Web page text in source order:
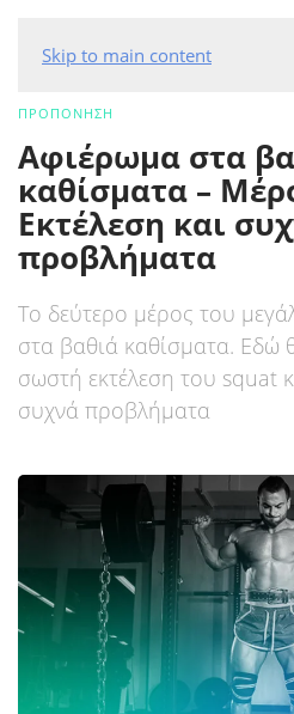
Skip to main content
ΠΡΟΠΟΝΗΣΗ
Αφιέρωμα στα
καθίσματα –
Εκτέλεση και
προβλήματα
Το δεύτερο μέρος του
στα βαθιά καθίσματα. Εδώ
σωστή εκτέλεση του squat
συχνά προβλήματα